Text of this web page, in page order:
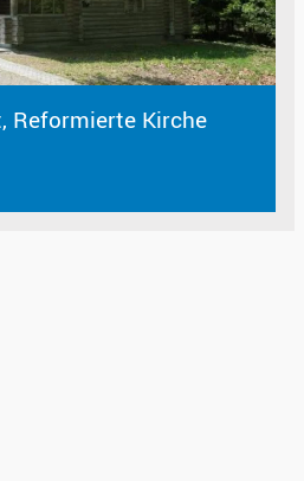
Reformierte Kirche